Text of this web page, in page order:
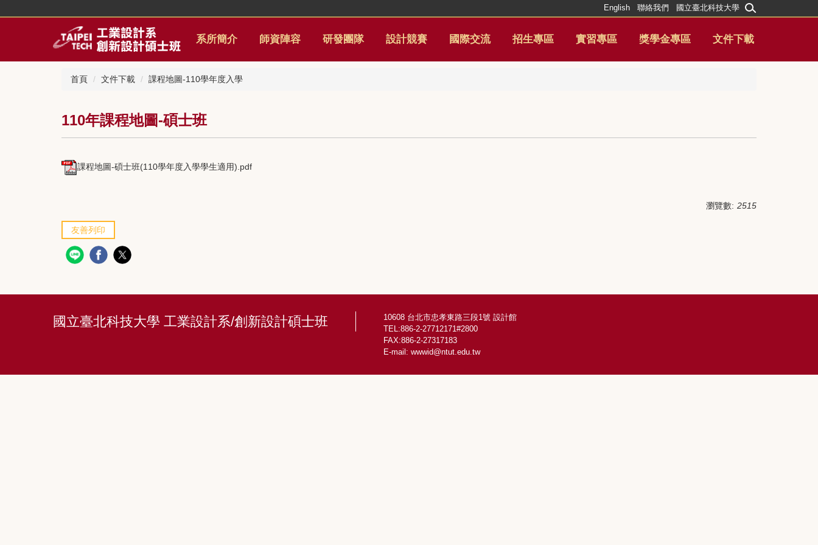
內
系所簡介 師資陣容 研發團隊 設計競賽 國際交流 招生專區 實習專區 獎學金專區 文件下載
English 聯絡我們 國立臺北科技大學
首頁 文件下載 課程地圖-110學年度入學
110年課程地圖-碩士班
課程地圖-碩士班(110學年度入學學生適用).pdf
瀏覽數: 2515
友善列印
國立臺北科技大學 工業設計系/創新設計碩士班
10608 台北市忠孝東路三段1號 設計館
TEL:886-2-27712171#2800
FAX:886-2-27317183
E-mail: wwwid@ntut.edu.tw